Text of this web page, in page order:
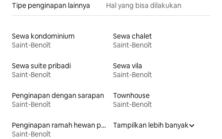
Tipe penginapan lainnya Hal yang bisa dilakukan
Sewa kondominium
Saint-Benoît
Sewa chalet
Saint-Benoît
Sewa suite pribadi
Saint-Benoît
Sewa vila
Saint-Benoît
Penginapan dengan sarapan
Saint-Benoît
Townhouse
Saint-Benoît
Penginapan ramah hewan peliharaan
Saint-Benoît
Tampilkan lebih banyak